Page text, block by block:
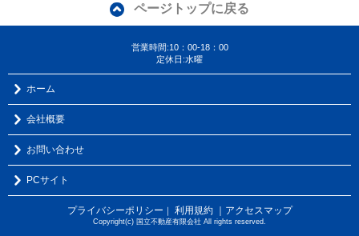
ページトップに戻る
営業時間:10：00-18：00
定休日:水曜
ホーム
会社概要
お問い合わせ
PCサイト
プライバシーポリシー 利用規約 ｜アクセスマップ
Copyright(c) 国立不動産有限会社 All rights reserved.